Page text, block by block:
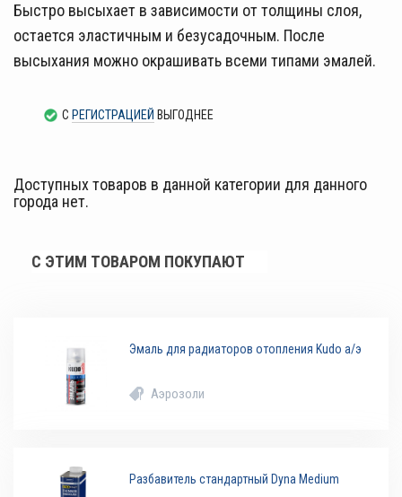
Быстро высыхает в зависимости от толщины слоя,
остается эластичным и безусадочным. После
высыхания можно окрашивать всеми типами эмалей.
С РЕГИСТРАЦИЕЙ ВЫГОДНЕЕ
Доступных товаров в данной категории для данного
города нет.
С ЭТИМ ТОВАРОМ ПОКУПАЮТ
Эмаль для радиаторов отопления Kudo а/э
Аэрозоли
Разбавитель стандартный Dyna Medium